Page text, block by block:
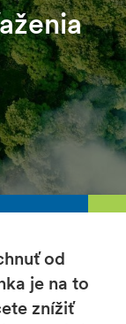
od
je na to
znížiť